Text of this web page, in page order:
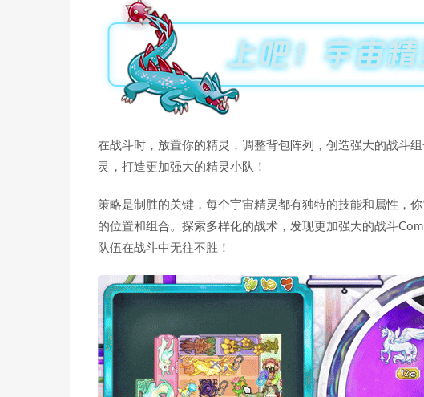
在战斗时，放置你的精灵，调整背包阵列，创造强大的战斗
灵，打造更加强大的精灵小队！
策略是制胜的关键，每个宇宙精灵都有独特的技能和属性，
的位置和组合。探索多样化的战术，发现更加强大的战斗
队伍在战斗中无往不胜！